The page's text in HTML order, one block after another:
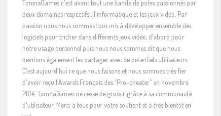
TomnaGames c'est avant tout une bande de potes passionnés par
deux domaines respectifs : l'informatique et les jeux vidéo. Par
passion nous nous sommes tous mis à développer ensemble des
logiciels pour tricher dans différents jeux vidéo, d'abord pour
notre usage personnel puis nous nous sommes dit que nous
devrions également les partager avec de potentiels utilisateurs.
C'est aujourd'hui ce que nous faisons et nous sommes très fier
d'avoir reçu l'Awards Français des "Pro-cheater" en novembre
2014. TomnaGames ne cesse de grossir grâce à sa communauté
d'utilisateur. Merci à tous pour votre soutient et à très bientôt en